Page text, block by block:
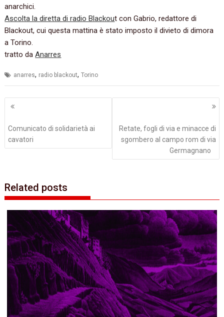
anarchici.
Ascolta la diretta di radio Blackout con Gabrio, redattore di
Blackout, cui questa mattina è stato imposto il divieto di dimora
a Torino.
tratto daAnarres
anarres, radio blackout,Torino
Navigazione
Comunicato di solidarietà ai
cavatori
Retate, fogli di via e minacce di
sgombero al campo rom di via
Germagnano
Related posts